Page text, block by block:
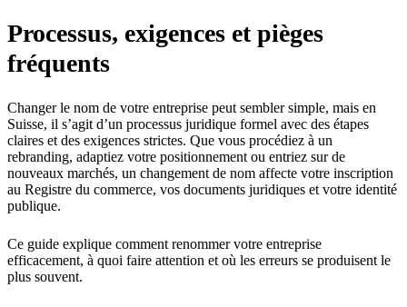
Processus, exigences et pièges
fréquents
Changer le nom de votre entreprise peut sembler simple, mais en
Suisse, il s’agit d’un processus juridique formel avec des étapes
claires et des exigences strictes. Que vous procédiez à un
rebranding, adaptiez votre positionnement ou entriez sur de
nouveaux marchés, un changement de nom affecte votre inscription
au Registre du commerce, vos documents juridiques et votre identité
publique.
Ce guide explique comment renommer votre entreprise
efficacement, à quoi faire attention et où les erreurs se produisent le
plus souvent.